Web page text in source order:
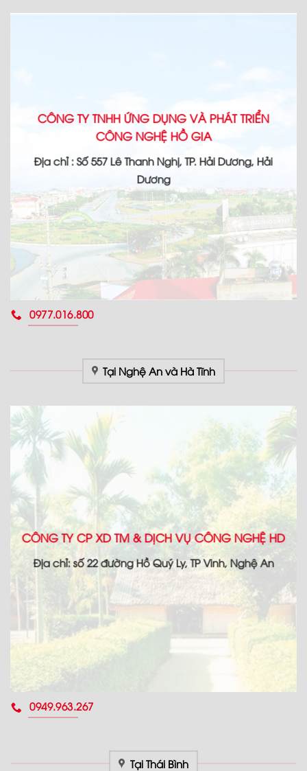
CÔNG TY TNHH ỨNG DỤNG VÀ PHÁT TRIỂN
CÔNG NGHỆ HỒ GIA
Địa chỉ : Số 557 Lê Thanh Nghị, TP. Hải Dương, Hải
Dương
0977.016.800
Tại Nghệ An và Hà Tĩnh
CÔNG TY CP XD TM & DỊCH VỤ CÔNG NGHỆ HD
Địa chỉ: số 22 đường Hồ Quý Ly, TP Vinh, Nghệ An
0949.963.267
Tại Thái Bình